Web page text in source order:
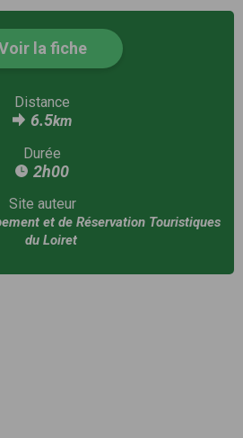
la fiche
Distance
6.5km
Durée
2h00
Site auteur
et de Réservation Touristiques
du Loiret